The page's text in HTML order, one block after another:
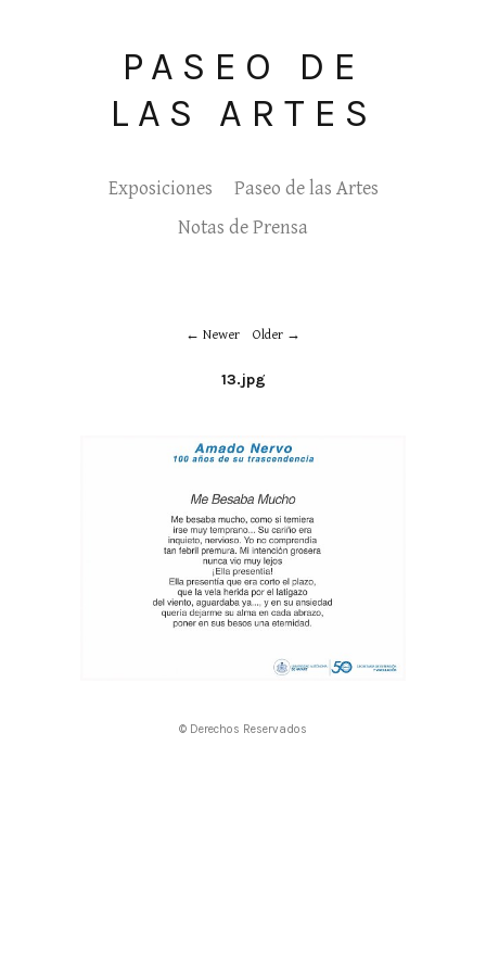
PASEO DE
LAS ARTES
Exposiciones
Paseo de las Artes
Notas de Prensa
Newer Older
13.jpg
© Derechos Reservados